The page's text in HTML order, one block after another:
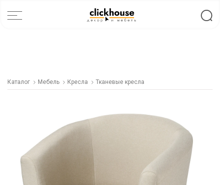
Каталог Мебель Кресла Тканевые кресла